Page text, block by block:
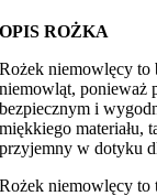
OPIS ROŻKA
Rożek niemowlęcy to
niemowląt, ponieważ
bezpiecznym i
miękkiego materiału,
przyjemny w dotyku
Rożek niemowlęcy to